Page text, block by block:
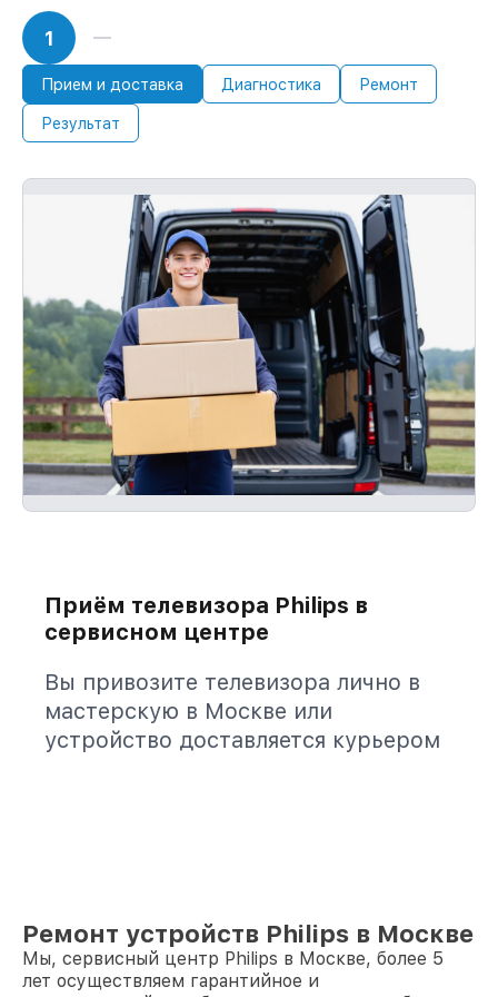
1
Прием и доставка Диагностика Ремонт
Результат
Приём телевизора Philips в
сервисном центре
Вы привозите телевизора лично в
мастерскую в Москве или
устройство доставляется курьером
Ремонт устройств Philips в Москве
Мы, сервисный центр Philips в Москве, более 5
лет осуществляем гарантийное и